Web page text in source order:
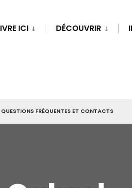
ICI DÉCOUVRIR
QUESTIONS FRÉQUENTES ET CONTACTS